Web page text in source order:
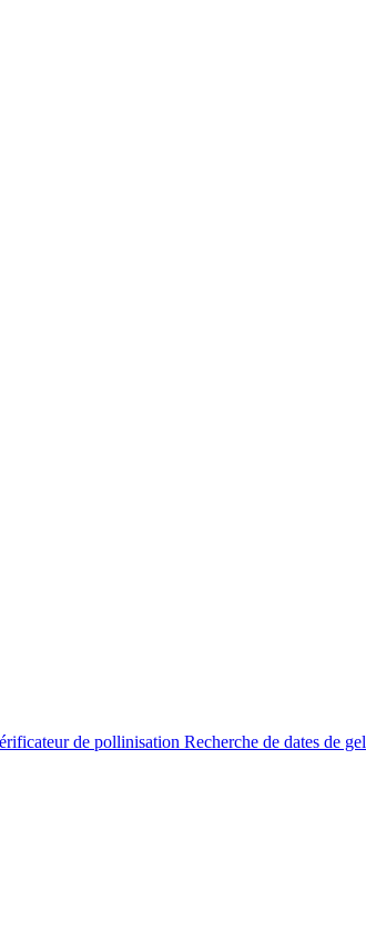
de pollinisation Recherche de dates de gel